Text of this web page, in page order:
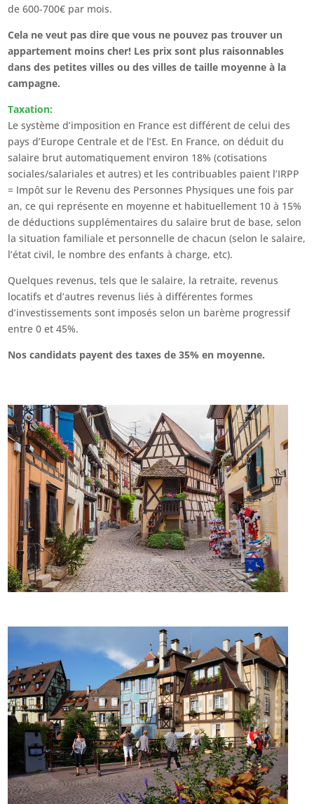
de 600-700€ par mois.
Cela ne veut pas dire que vous ne pouvez pas trouver un
appartement moins cher! Les prix sont plus raisonnables
dans des petites villes ou des villes de taille moyenne à la
campagne.
Taxation:
Le système d’imposition en France est différent de celui des
pays d’Europe Centrale et de l’Est. En France, on déduit du
salaire brut automatiquement environ 18% (cotisations
sociales/salariales et autres) et les contribuables paient l’IRPP
= Impôt sur le Revenu des Personnes Physiques une fois par
an, ce qui représente en moyenne et habituellement 10 à 15%
de déductions supplémentaires du salaire brut de base, selon
la situation familiale et personnelle de chacun (selon le salaire,
l’état civil, le nombre des enfants à charge, etc).
Quelques revenus, tels que le salaire, la retraite, revenus
locatifs et d’autres revenus liés à différentes formes
d’investissements sont imposés selon un barème progressif
entre 0 et 45%.
Nos candidats payent des taxes de 35% en moyenne.